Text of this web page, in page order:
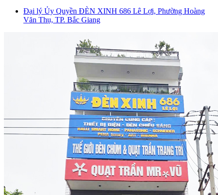
Đại lý Ủy Quyền ĐÈN XINH 686 Lê Lợi, Phường Hoàng
Văn Thụ, TP. Bắc Giang